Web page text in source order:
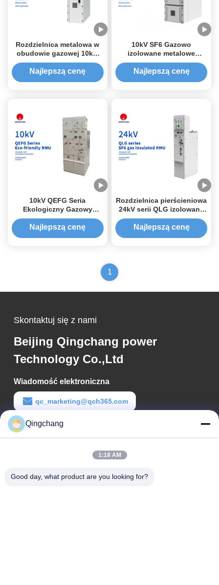
Rozdzielnica metalowa w
obudowie gazowej 10kV,
przyjazna dla środowiska
C-GIS
Najlepszą cenę
10kV SF6 Gazowo
izolowane metalowe
urządzenia przełącznikowe
C-GIS
Najlepszą cenę
10kV QEFG Seria
Ekologiczny Gazowy
Izolowany Rozdzielnica
Pierścieniowa
Najlepszą cenę
Rozdzielnica pierścieniowa
24kV serii QLG izolowana
gazem SF6
Najlepszą cenę
1
Skontaktuj się z nami
Beijing Qingchang power
Technology Co.,Ltd
Wiadomość elektroniczna
qc_marketing@qch365.com
Czas pracy
00:00-23:59
Adres firmy
Qingchang
1:18 AM
Good day, what product are you looking for?